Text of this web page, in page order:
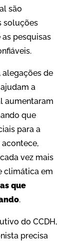
são
soluções
pesquisas
alegações de
a
aumentaram
que
para a
acontece,
vez mais
climática em
que
.
do CCDH,
precisa